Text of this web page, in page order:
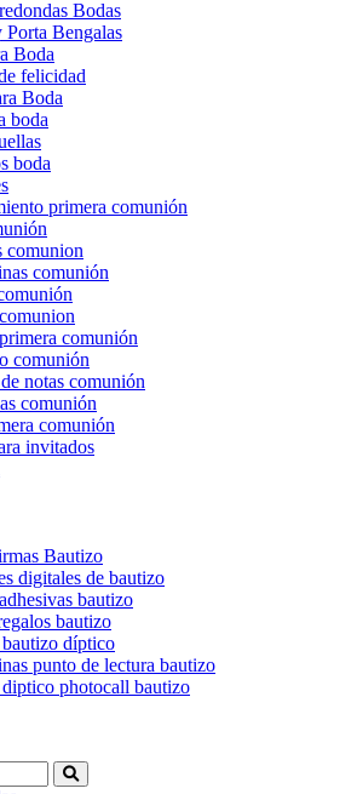
Bodas
Porta Bengalas
Boda
felicidad
Boda
boda
boda
primera comunión
comunion
comunión
comunión
comunión
notas comunión
comunión
comunión
invitados
Bautizo
digitales de bautizo
bautizo
bautizo
díptico
punto de lectura bautizo
photocall bautizo